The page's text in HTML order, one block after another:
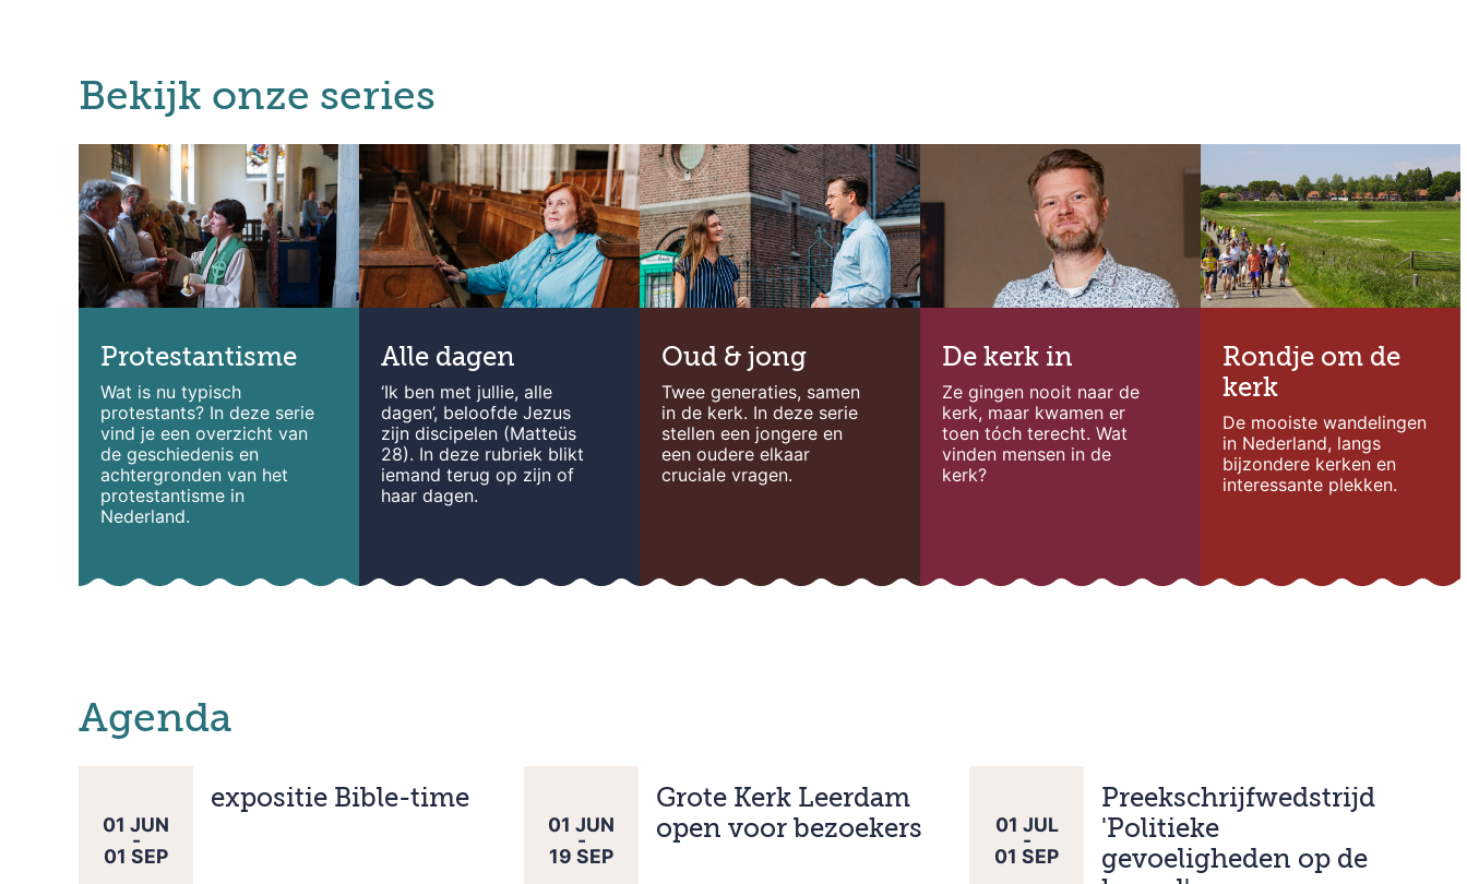
Bekijk onze series
Protestantisme
Wat is nu typisch
protestants? In deze serie
vind je een overzicht van
de geschiedenis en
achtergronden van het
protestantisme in
Nederland.
Alle dagen
‘Ik ben met jullie, alle
dagen’, beloofde Jezus
zijn discipelen (Matteüs
28). In deze rubriek blikt
iemand terug op zijn of
haar dagen.
Oud & jong
Twee generaties, samen
in de kerk. In deze serie
stellen een jongere en
een oudere elkaar
cruciale vragen.
De kerk in
Ze gingen nooit naar de
kerk, maar kwamen er
toen tóch terecht. Wat
vinden mensen in de
kerk?
Rondje om de
kerk
De mooiste wandelingen
in Nederland, langs
bijzondere kerken en
interessante plekken.
Agenda
01 JUN
-
01 SEP
expositie Bible-time
01 JUN
-
19 SEP
Grote Kerk Leerdam
open voor bezoekers
01 JUL
-
01 SEP
Preekschrijfwedstrijd
'Politieke
gevoeligheden op de